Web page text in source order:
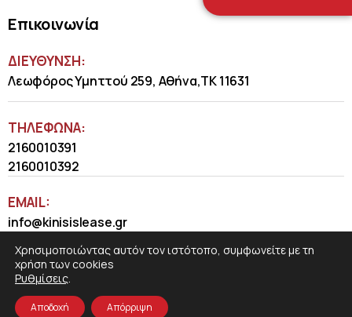
Επικοινωνία
ΔΙΕΥΘΥΝΣΗ:
Λεωφόρος Υμηττού 259, Αθήνα,ΤΚ 11631
ΤΗΛΈΦΩΝΑ:
2160010391
2160010392
EMAIL:
info@kinisislease.gr
Χρησιμοποιώντας αυτόν τον ιστότοπο, συμφωνείτε με τη
χρήση των cookies
Ρυθμίσεις.
Αποδοχή Απόρριψη